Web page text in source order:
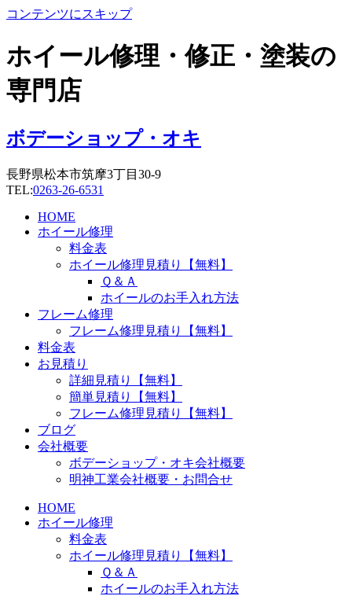
コンテンツにスキップ
ホイール修理・修正・塗装の
専門店
ボデーショップ・オキ
長野県松本市筑摩3丁目30-9
TEL:0263-26-6531
HOME
ホイール修理
料金表
ホイール修理見積り【無料】
Ｑ＆Ａ
ホイールのお手入れ方法
フレーム修理
フレーム修理見積り【無料】
料金表
お見積り
詳細見積り【無料】
簡単見積り【無料】
フレーム修理見積り【無料】
ブログ
会社概要
ボデーショップ・オキ会社概要
明神工業会社概要・お問合せ
HOME
ホイール修理
料金表
ホイール修理見積り【無料】
Ｑ＆Ａ
ホイールのお手入れ方法